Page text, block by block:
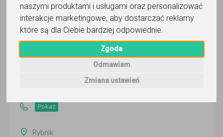
naszymi produktami i usługami oraz personalizować
interakcje marketingowe, aby dostarczać reklamy
które są dla Ciebie bardziej odpowiednie.
Zgoda
Odmawiam
Zmiana ustawień
Wojciech
Wyślij wiadomość
Pokaż
Rybnik